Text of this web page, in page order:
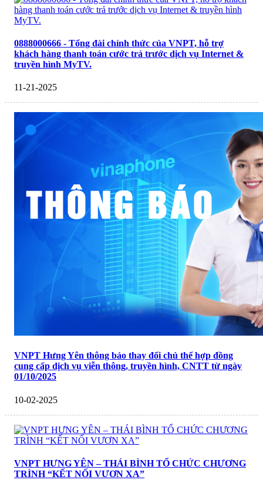
0888000666 - Tổng đài chính thức của VNPT, hỗ trợ
khách hàng thanh toán cước trả trước dịch vụ Internet &
truyền hình MyTV.
11-21-2025
VNPT Hưng Yên thông báo thay đổi chủ thể hợp đồng
cung cấp dịch vụ viễn thông, truyền hình, CNTT từ ngày
01/10/2025
10-02-2025
VNPT HƯNG YÊN – THÁI BÌNH TỔ CHỨC CHƯƠNG
TRÌNH “KẾT NỐI VƯƠN XA”